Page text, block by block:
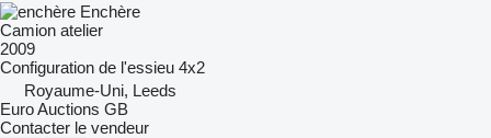
Enchère
Camion atelier
2009
Configuration de l'essieu 4x2
Royaume-Uni, Leeds
Euro Auctions GB
Contacter le vendeur